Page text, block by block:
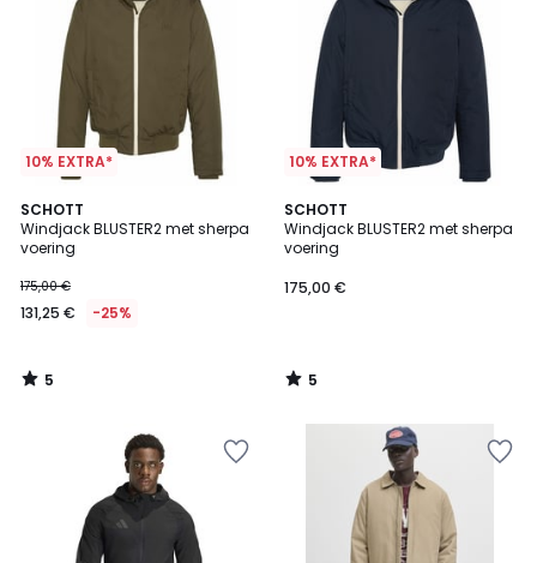
10% EXTRA*
SCHOTT
Windjack BLUSTER2 met sherpa
voering
175,00 €
131,25 € -25%
5
/
5
5
/
10% EXTRA*
SCHOTT
Windjack BLUSTER2 met sherpa
voering
175,00 €
5
/
5
5
/